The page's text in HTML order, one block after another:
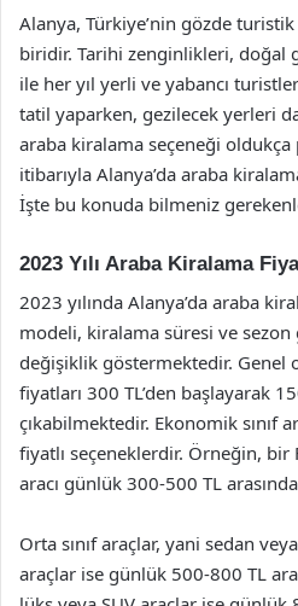
Alanya, Türkiye’nin gözde
biridir. Tarihi zenginlikleri, doğal
ile her yıl yerli ve yabancı
tatil yaparken, gezilecek yerleri
araba kiralama seçeneği oldukça
itibarıyla Alanya’da araba
İşte bu konuda bilmeniz
2023 Yılı Araba Kiralama
2023 yılında Alanya’da araba
modeli, kiralama süresi ve
değişiklik göstermektedir. Genel
fiyatları 300 TL’den başlayarak
çıkabilmektedir. Ekonomik sınıf
fiyatlı seçeneklerdir. Örneğin,
aracı günlük 300-500 TL
Orta sınıf araçlar, yani sedan
araçlar ise günlük 500-800 TL